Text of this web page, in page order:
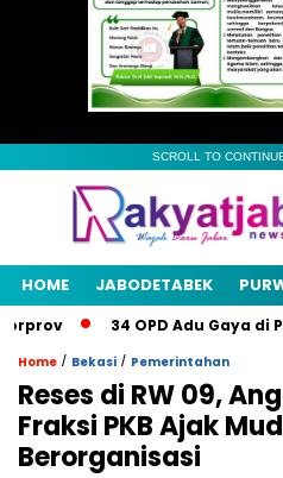
SCROLL TO
HOME JABODETABEK
34 OPD Adu Gaya di
Home / Bekasi / Pemerintahan
Reses di RW 09,
Fraksi PKB Ajak
Berorganisasi